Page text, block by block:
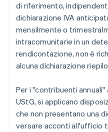
di riferimento,
dichiarazione IVA
mensilmente o
intracomunitarie in un
rendicontazione, non è
alcuna dichiarazione
Per i "contribuenti
UStG, si applicano
che non presentano una
versare acconti all'ufficio